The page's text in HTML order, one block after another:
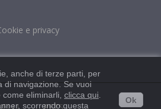
e privacy
anche di terze parti, per
di navigazione. Se vuoi
eliminarli, clicca qui
scorrendo questa
Ok
PETS